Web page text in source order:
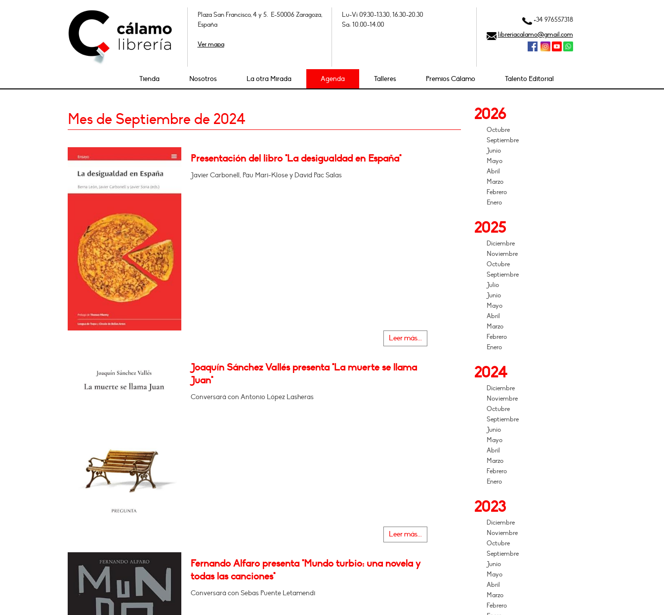
Plaza San Francisco, 4 y 5. E-50006 Zaragoza,
España
Ver mapa
Lu-Vi 09.30-13.30, 16.30-20.30
Sa: 10.00-14.00
+34 976557318
libreriacalamo@gmail.com
Tienda Nosotros La otra Mirada Agenda Talleres Premios Cálamo Talento Editorial
Mes de Septiembre de 2024
Presentación del libro "La desigualdad en España"
Javier Carbonell, Pau Mari-Klose y David Pac Salas
Leer más...
Joaquín Sánchez Vallés presenta "La muerte se llama
Juan"
Conversará con Antonio López Lasheras
Leer más...
Fernando Alfaro presenta "Mundo turbio: una novela y
todas las canciones"
Conversará con Sebas Puente Letamendi
2026
Octubre
Septiembre
Junio
Mayo
Abril
Marzo
Febrero
Enero
2025
Diciembre
Noviembre
Octubre
Septiembre
Julio
Junio
Mayo
Abril
Marzo
Febrero
Enero
2024
Diciembre
Noviembre
Octubre
Septiembre
Junio
Mayo
Abril
Marzo
Febrero
Enero
2023
Diciembre
Noviembre
Octubre
Septiembre
Junio
Mayo
Abril
Marzo
Febrero